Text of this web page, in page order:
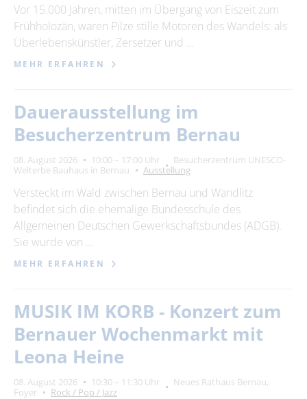
Vor 15.000 Jahren, mitten im Übergang von Eiszeit zum
Frühholozän, waren Pilze stille Motoren des Wandels: als
Überlebenskünstler, Zersetzer und …
MEHR ERFAHREN
Dauerausstellung im
Besucherzentrum Bernau
08. August 2026 10:00 – 17:00 Uhr
Besucherzentrum UNESCO-
Welterbe Bauhaus in Bernau
Ausstellung
Versteckt im Wald zwischen Bernau und Wandlitz
befindet sich die ehemalige Bundesschule des
Allgemeinen Deutschen Gewerkschaftsbundes (ADGB).
Sie wurde von …
MEHR ERFAHREN
MUSIK IM KORB - Konzert zum
Bernauer Wochenmarkt mit
Leona Heine
08. August 2026 10:30 – 11:30 Uhr
Neues Rathaus Bernau,
Foyer
Rock / Pop / Jazz